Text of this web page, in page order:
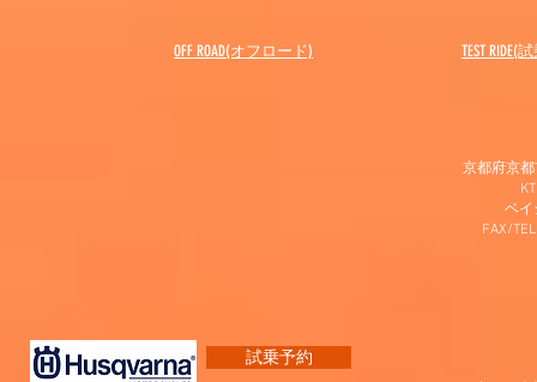
OFF ROAD(オフロード) ​TEST RIDE(
京都府京
ベイ
FAX/
試乗予約